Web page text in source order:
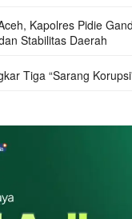
Kapolres Pidie
Stabilitas Daerah
Tiga “Sarang